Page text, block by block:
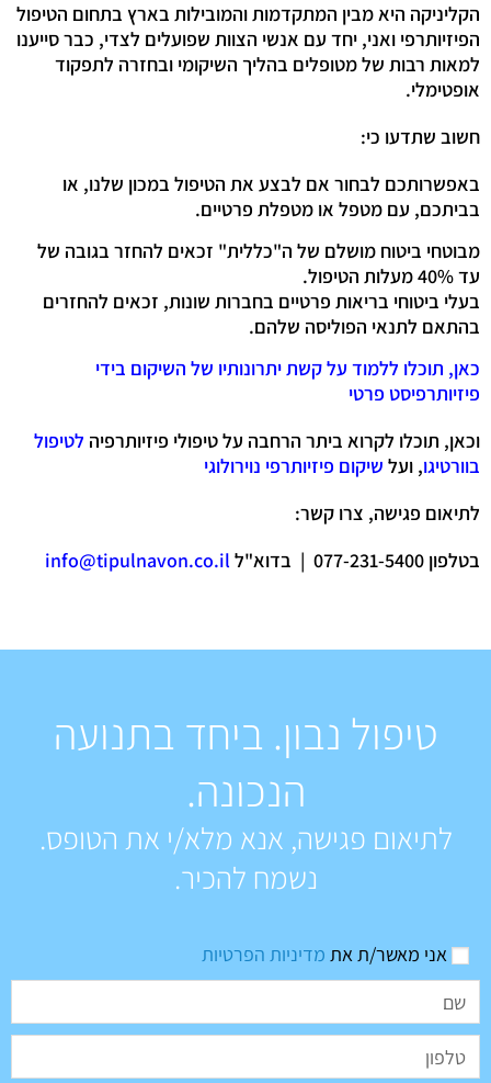
הקליניקה היא מבין המתקדמות והמובילות בארץ בתחום הטיפול
הפיזיותרפי ואני, יחד עם אנשי הצוות שפועלים לצדי, כבר סייענו
למאות רבות של מטופלים בהליך השיקומי ובחזרה לתפקוד
אופטימלי.
חשוב שתדעו כי:
באפשרותכם לבחור אם לבצע את הטיפול במכון שלנו, או
בביתכם, עם מטפל או מטפלת פרטיים.
מבוטחי ביטוח מושלם של ה"כללית" זכאים להחזר בגובה של
עד 40% מעלות הטיפול.
בעלי ביטוחי בריאות פרטיים בחברות שונות, זכאים להחזרים
בהתאם לתנאי הפוליסה שלהם.
כאן, תוכלו ללמוד על קשת יתרונותיו של השיקום בידי
פיזיותרפיסט פרטי
וכאן, תוכלו לקרוא ביתר הרחבה על טיפולי פיזיותרפיה לטיפול
בוורטיגו, ועל שיקום פיזיותרפי נוירולוגי
לתיאום פגישה, צרו קשר:
בטלפון 077-231-5400 | בדוא"ל
info@tipulnavon.co.il
טיפול נבון. ביחד בתנועה
הנכונה.
לתיאום פגישה, אנא מלא/י את הטופס.
נשמח להכיר.
אני מאשר/ת את מדיניות הפרטיות